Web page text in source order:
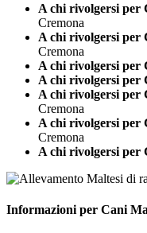
A chi rivolgersi per
Cremona
A chi rivolgersi per
Cremona
A chi rivolgersi per
A chi rivolgersi per
A chi rivolgersi per
Cremona
A chi rivolgersi per
Cremona
A chi rivolgersi per
Informazioni per Cani